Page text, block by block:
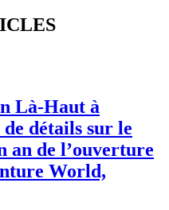
Là-Haut à
détails sur le
an de l’ouverture
World,